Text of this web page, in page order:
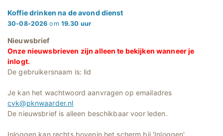
Koffie drinken na de avond dienst
30-08-2026 om 19.30 uur
Nieuwsbrief
Onze nieuwsbrieven zijn alleen te bekijken wanneer je
inlogt.
De gebruikersnaam is: lid
Je kan het wachtwoord aanvragen op emailadres
cvk@pknwaarder.nl
De nieuwsbrief is alleen beschikbaar voor leden.
Inloggen kan rechts bovenin het scherm bij 'Inloggen'.